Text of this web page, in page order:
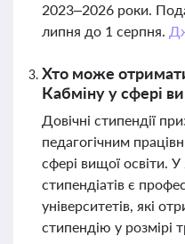
2023–2026 роки.
липня до 1 серпня.
Хто може отримати
Кабміну у сфері
Довічні стипендії
педагогічним
сфері вищої освіти.
стипендіатів є
університетів, які
стипендію у розмірі